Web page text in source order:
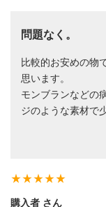
問題なく。
比較的お安めの物
思います。
モンブランなどの
ジのような素材で
star_ratestar_ratestar_ratestar_ratestar_rate
購入者 さん